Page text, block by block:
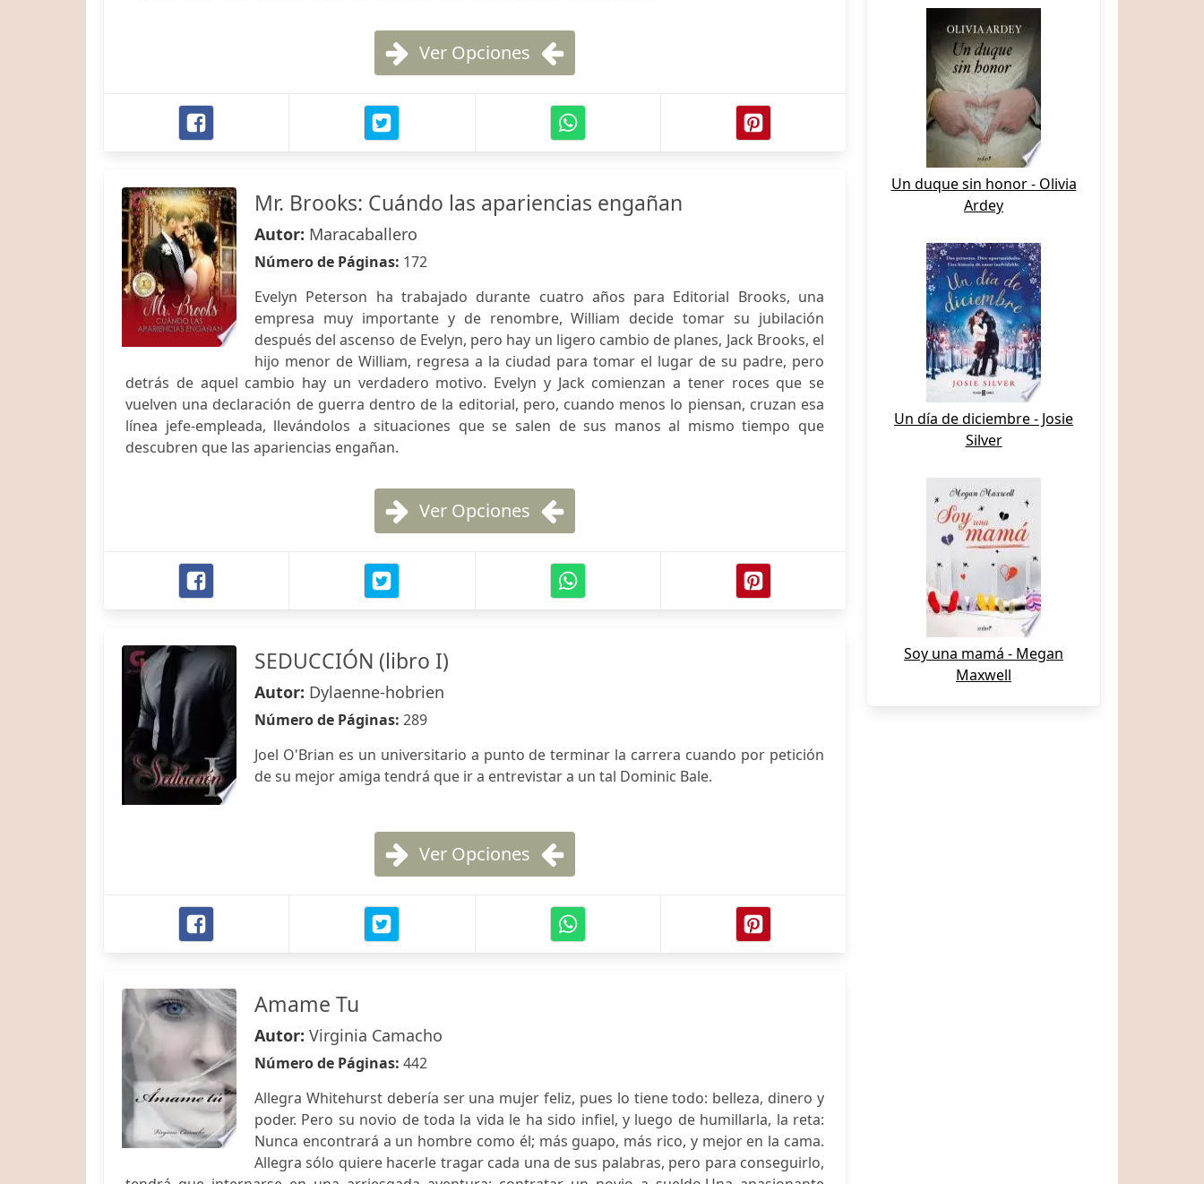
Ver Opciones
Mr. Brooks: Cuándo las apariencias engañan
Autor: Maracaballero
Número de Páginas: 172
Evelyn Peterson ha trabajado durante cuatro años para Editorial Brooks, una
empresa muy importante y de renombre, William decide tomar su jubilación
después del ascenso de Evelyn, pero hay un ligero cambio de planes, Jack Brooks, el
hijo menor de William, regresa a la ciudad para tomar el lugar de su padre, pero
detrás de aquel cambio hay un verdadero motivo. Evelyn y Jack comienzan a tener roces que se
vuelven una declaración de guerra dentro de la editorial, pero, cuando menos lo piensan, cruzan esa
línea jefe-empleada, llevándolos a situaciones que se salen de sus manos al mismo tiempo que
descubren que las apariencias engañan.
Ver Opciones
SEDUCCIÓN (libro I)
Autor: Dylaenne-hobrien
Número de Páginas: 289
Joel O'Brian es un universitario a punto de terminar la carrera cuando por petición
de su mejor amiga tendrá que ir a entrevistar a un tal Dominic Bale.
Ver Opciones
Amame Tu
Autor: Virginia Camacho
Número de Páginas: 442
Allegra Whitehurst debería ser una mujer feliz, pues lo tiene todo: belleza, dinero y
poder. Pero su novio de toda la vida le ha sido infiel, y luego de humillarla, la reta:
Nunca encontrará a un hombre como él; más guapo, más rico, y mejor en la cama.
Allegra sólo quiere hacerle tragar cada una de sus palabras, pero para conseguirlo,
Un duque sin honor - Olivia
Ardey
Un día de diciembre - Josie
Silver
Soy una mamá - Megan
Maxwell